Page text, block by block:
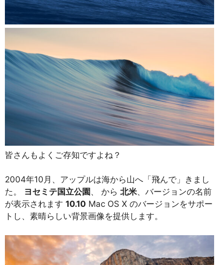
皆さんもよくご存知ですよね？
2004年10月、アップルは海から山へ「飛んで」きまし
た。 ヨセミテ国立公園 、 から 北米、バージョンの名前
が表示されます 10.10 Mac OS X のバージョンをサポー
トし、素晴らしい背景画像を提供します。